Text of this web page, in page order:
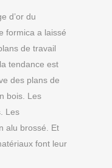
d’or du
formica a laissé
de travail
tendance est
des plans de
bois. Les
Les
alu brossé. Et
font leur